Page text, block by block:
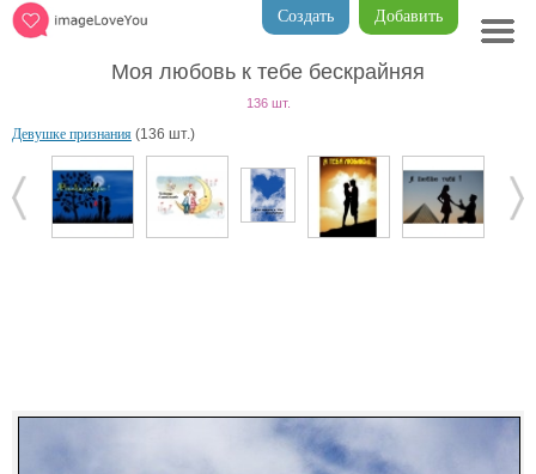
Добавить
Создать
Моя любовь к тебе бескрайняя
136 шт.
Девушке признания (136 шт.)